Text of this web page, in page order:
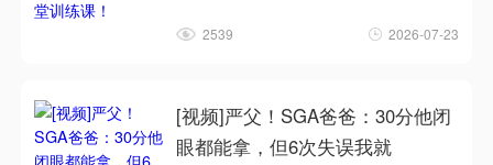
2539 2026-07-23
[视频]严父！SGA爸爸：30分他闭
眼都能拿，但6次失误我就